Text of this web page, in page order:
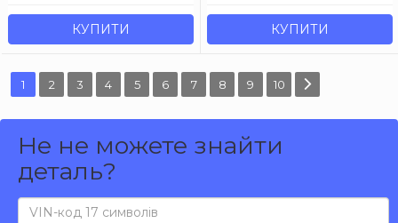
КУПИТИ КУПИТИ
1 2 3 4 5 6 7 8 9 10
Не не можете знайти
деталь?